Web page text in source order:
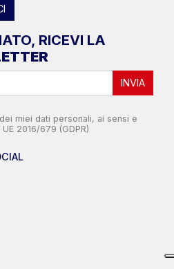
RICEVI LA
INVIA
miei dati personali, ai sensi e
2016/679 (GDPR)